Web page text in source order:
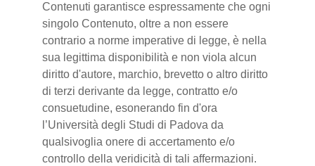
Contenuti garantisce espressamente che ogni
singolo Contenuto, oltre a non essere
contrario a norme imperative di legge, è nella
sua legittima disponibilità e non viola alcun
diritto d'autore, marchio, brevetto o altro diritto
di terzi derivante da legge, contratto e/o
consuetudine, esonerando fin d'ora
l’Università degli Studi di Padova da
qualsivoglia onere di accertamento e/o
controllo della veridicità di tali affermazioni.